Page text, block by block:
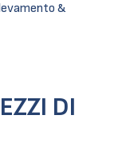
&
DI